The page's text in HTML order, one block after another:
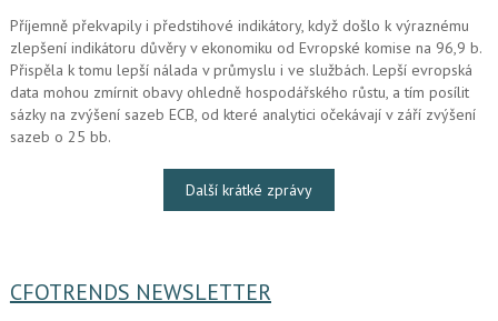
Příjemně překvapily i předstihové indikátory, když došlo k výraznému
zlepšení indikátoru důvěry v ekonomiku od Evropské komise na 96,9 b.
Přispěla k tomu lepší nálada v průmyslu i ve službách. Lepší evropská
data mohou zmírnit obavy ohledně hospodářského růstu, a tím posílit
sázky na zvýšení sazeb ECB, od které analytici očekávají v září zvýšení
sazeb o 25 bb.
Další krátké zprávy
CFOTRENDS NEWSLETTER